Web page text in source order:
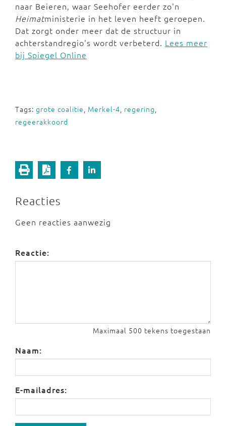
naar Beieren, waar Seehofer eerder zo'n
Heimatministerie in het leven heeft geroepen.
Dat zorgt onder meer dat de structuur in
achterstandregio's wordt verbeterd. Lees meer
bij Spiegel Online
Tags: grote coalitie, Merkel-4, regering,
regeerakkoord
Reacties
Geen reacties aanwezig
Reactie:
Maximaal 500 tekens toegestaan
Naam:
E-mailadres: